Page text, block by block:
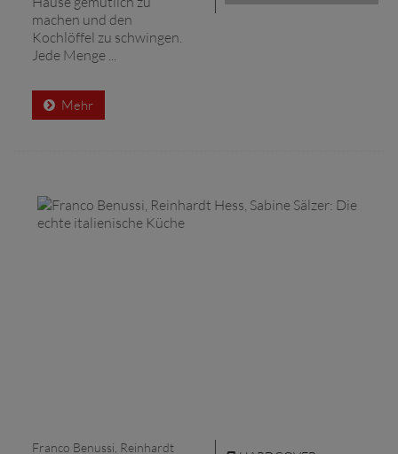
machen und den
Kochlöffel zu schwingen.
Jede Menge ...
Mehr
Franco Benussi, Reinhardt